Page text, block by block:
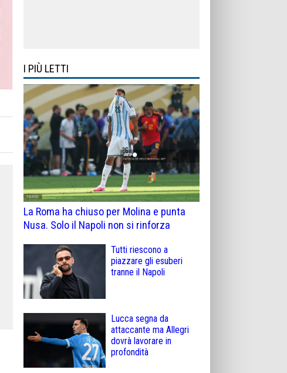
I PIÙ LETTI
La Roma ha chiuso per Molina e punta
Nusa. Solo il Napoli non si rinforza
Tutti riescono a
piazzare gli esuberi
tranne il Napoli
Lucca segna da
attaccante ma Allegri
dovrà lavorare in
profondità